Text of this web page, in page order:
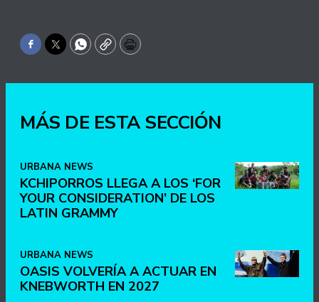
Facebook
TwitterWhatsApp
CopyPrint
MÁS DE ESTA SECCIÓN
URBANA NEWS
KCHIPORROS LLEGA A LOS ‘FOR
YOUR CONSIDERATION’ DE LOS
LATIN GRAMMY
URBANA NEWS
OASIS VOLVERÍA A ACTUAR EN
KNEBWORTH EN 2027